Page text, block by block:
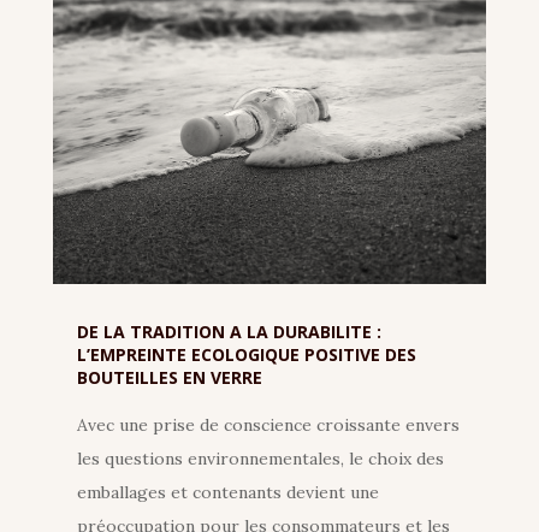
DE LA TRADITION A LA DURABILITE :
L’EMPREINTE ECOLOGIQUE POSITIVE DES
BOUTEILLES EN VERRE
Avec une prise de conscience croissante envers
les questions environnementales, le choix des
emballages et contenants devient une
préoccupation pour les consommateurs et les